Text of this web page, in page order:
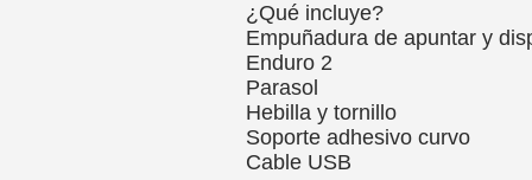
¿Qué incluye?
Empuñadura de apuntar y
Enduro 2
Parasol
Hebilla y tornillo
Soporte adhesivo curvo
Cable USB